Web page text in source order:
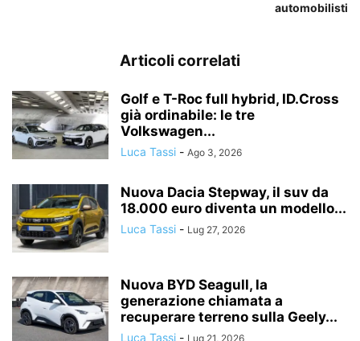
automobilisti
Articoli correlati
Golf e T-Roc full hybrid, ID.Cross
già ordinabile: le tre
Volkswagen...
Luca Tassi - Ago 3, 2026
Nuova Dacia Stepway, il suv da
18.000 euro diventa un modello...
Luca Tassi - Lug 27, 2026
Nuova BYD Seagull, la
generazione chiamata a
recuperare terreno sulla Geely...
Luca Tassi - Lug 21, 2026